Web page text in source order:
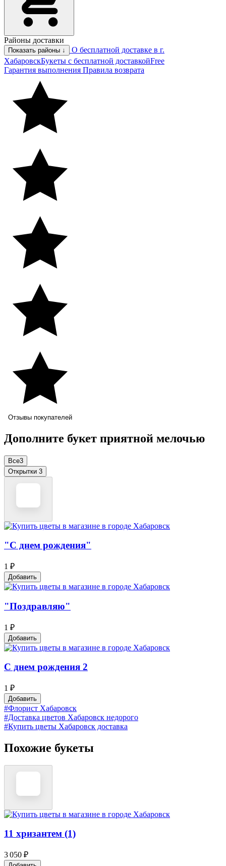
Районы доставки
Показать районы ↓
О бесплатной доставке в г.
ХабаровскБукеты с бесплатной доставкойFree
Гарантия выполнения Правила возврата
Отзывы покупателей
Дополните букет приятной мелочью
Все3
Открытки 3
"С днем рождения"
1 ₽
Добавить
"Поздравляю"
1 ₽
Добавить
С днем рождения 2
1 ₽
Добавить
#Флорист Хабаровск
#Доставка цветов Хабаровск недорого
#Купить цветы Хабаровск доставка
Похожие букеты
11 хризантем (1)
3 050 ₽